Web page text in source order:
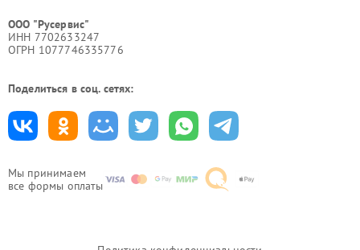
Мы принимаем
все формы оплаты
ООО "Русервис"
ИНН 7702633247
ОГРН 1077746335776
Поделиться в соц. сетях: